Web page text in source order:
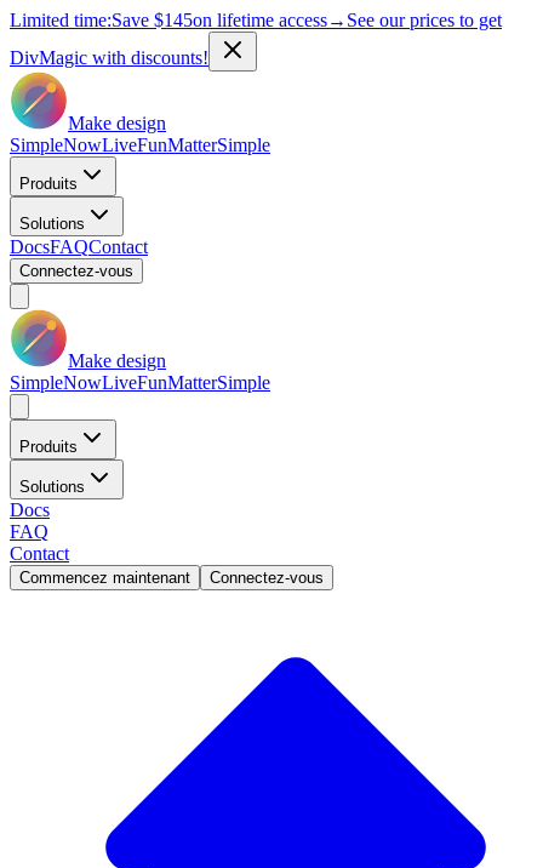
Limited time:Save $145on lifetime access→ See our prices to get
DivMagic with discounts!
Make design
SimpleNowLiveFunMatterSimple
Produits
Solutions
DocsFAQContact
Connectez-vous
Make design
SimpleNowLiveFunMatterSimple
Produits
Solutions
Docs
FAQ
Contact
Commencez maintenant Connectez-vous